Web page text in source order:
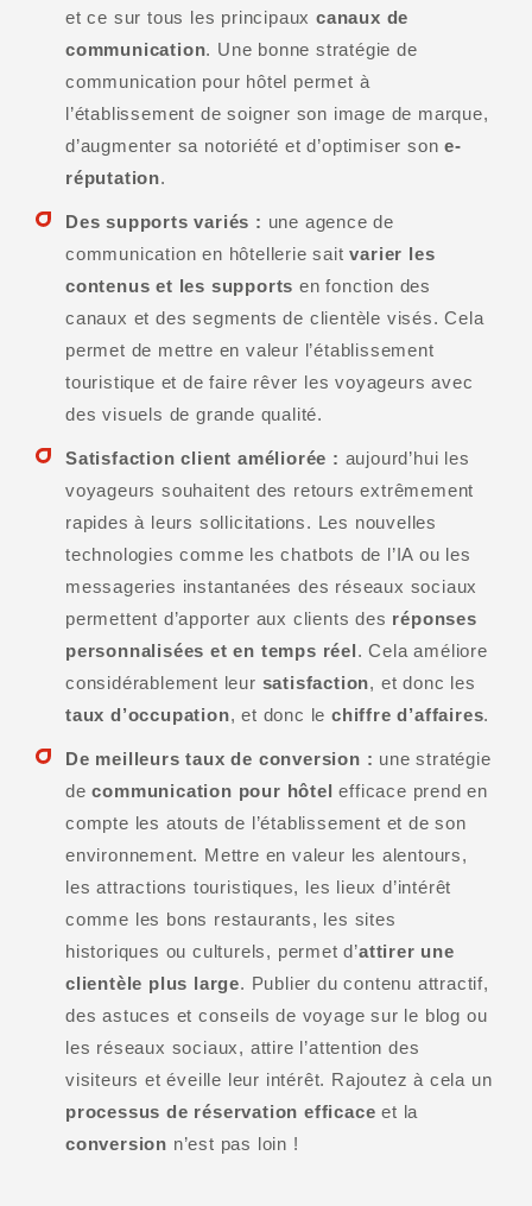
et ce sur tous les principauxcanaux de
communication. Une bonne stratégie de
communication pour hôtel permet à
l’établissement de soigner son image de marque,
d’augmenter sa notoriété et d’optimiser sone-
réputation.
Des supports variés : une agence de
communication en hôtellerie saitvarier les
contenus et les supports en fonction des
canaux et des segments de clientèle visés. Cela
permet de mettre en valeur l’établissement
touristique et de faire rêver les voyageurs avec
des visuels de grande qualité.
Satisfaction client améliorée : aujourd’hui les
voyageurs souhaitent des retours extrêmement
rapides à leurs sollicitations. Les nouvelles
technologies comme les chatbots de l’IA ou les
messageries instantanées des réseaux sociaux
permettent d’apporter aux clients des réponses
personnalisées et en temps réel. Cela améliore
considérablement leur satisfaction, et donc les
taux d’occupation, et donc le chiffre d’affaires.
De meilleurs taux de conversion : une stratégie
decommunication pour hôtel efficace prend en
compte les atouts de l’établissement et de son
environnement. Mettre en valeur les alentours,
les attractions touristiques, les lieux d’intérêt
comme les bons restaurants, les sites
historiques ou culturels, permet d’attirer une
clientèle plus large. Publier du contenu attractif,
des astuces et conseils de voyage sur le blog ou
les réseaux sociaux, attire l’attention des
visiteurs et éveille leur intérêt. Rajoutez à cela un
processus de réservation efficace et la
conversion n’est pas loin !